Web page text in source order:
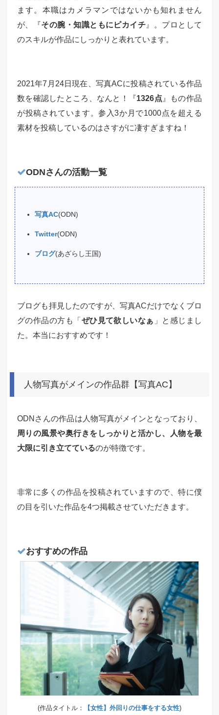
ます。本職はカメラマンではないかも知れません
が、『その腕・知識ともにピカイチ 』。プロとして
のスキルが作品にしっかりと表れています。
2021年7月24日現在、写真ACに投稿されている作品
数を確認したところ、なんと！『1326点 』もの作品
が投稿されています。参入3か月で1000点を超える
素材を投稿しているのはさすがに凄すぎますね！
ODNさんの活動一覧
写真AC(ODN)
Twitter(ODN)
ブログ(あざらし王国)
ブログも拝見したのですが、写真ACだけでなくブロ
グの作品の方も「 ぜひ見て欲しいなぁ 」と感じまし
た。本当におすすめです！
人物写真がメインの作品群【写真AC】
ODNさんの作品は人物写真がメインとなっており、
周りの風景や奥行きをしっかりと活かし、人物を最
大限に引き立てているのが特徴です。
非常に多くの作品を投稿されていますので、特に僕
の目を引いた作品を4つ掲載させていただきます。
おすすめの作品
(作品タイトル： 【女性】外回りの仕事をする女性)